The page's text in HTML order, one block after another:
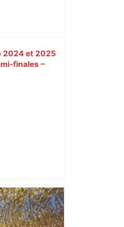
2024 et 2025
finales –
au sud de
estimé à 10
objets